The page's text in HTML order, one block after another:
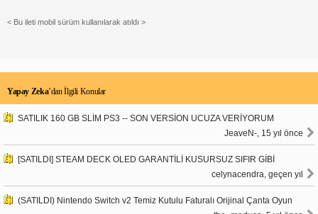
< Bu ileti mobil sürüm kullanılarak atıldı >
Yapay Zeka’dan İlgili Konular
SATILIK 160 GB SLİM PS3 -- SON VERSİON UCUZA VERİYORUM
JeaveN-, 15 yıl önce
[SATILDI] STEAM DECK OLED GARANTİLİ KUSURSUZ SIFIR GİBİ
celynacendra, geçen yıl
(SATILDI) Nintendo Switch v2 Temiz Kutulu Faturalı Orijinal Çanta Oyun